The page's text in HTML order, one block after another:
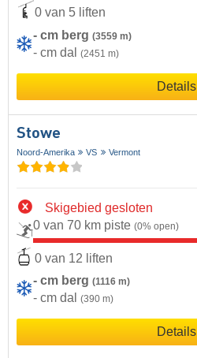
0 van 5 liften
- cm berg (3559 m)
- cm dal (2451 m)
Details
Stowe
Noord-Amerika VS Vermont
Skigebied gesloten
0 van 70 km piste (0% open)
0 van 12 liften
- cm berg (1116 m)
- cm dal (390 m)
Details